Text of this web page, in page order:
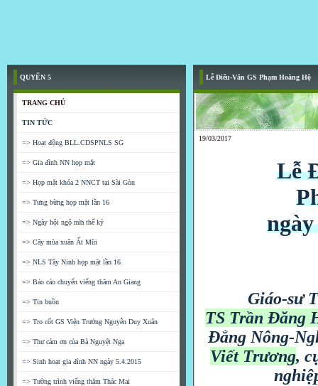
QUYỂN 5
TRANG CHỦ
TIN TỨC
=> Hoạt động BLL.CDSPNLS SG
=> Gia đình NN họp mặt
=> Họp mặt khóa 2 NNCT tại Sài Gòn
=> Tưng bừng họp mặt lần 16
=> Ngày hội ngộ nửa thế kỷ
=> Cây mùa xuân Ất Mùi
=> NLS Tây Ninh họp mặt lần 16
=> Báo cáo chuyến viếng thăm An Giang
=> Tin buồn
=> Tro cốt GS Viện Trưởng Nguyễn Duy Xuân
=> Thư cám ơn của Bà Nguyệt Nga
=> Sinh hoạt gia đình NN ngày 5.4.2015
=> Tường trình viếng thăm Thác Mai
Lễ Điếu-Văn GS Phạm Hoàng Hộ
19/03/2017
Lễ
Giáo-sư
TS Trần Đăng
Đẳng Nông-
Viết Trương,